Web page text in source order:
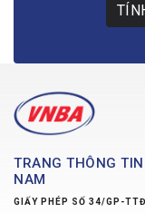
TRANG THÔNG
NAM
GIẤY PHÉP SỐ 34/GP-